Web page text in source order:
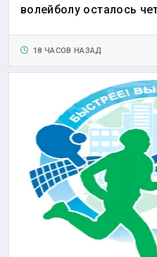
волейболу осталось
18 ЧАСОВ НАЗАД